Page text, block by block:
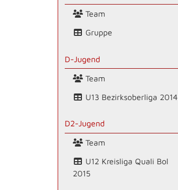
Team
Gruppe
D-Jugend
Team
U13 Bezirksoberliga 2014
D2-Jugend
Team
U12 Kreisliga Quali Bol
2015